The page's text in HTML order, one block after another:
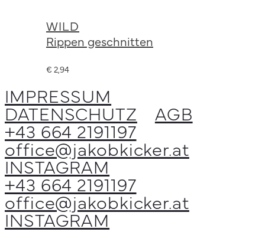
der
gewählt
werden
weist
mehrere
Die
Optionen
können
auf
der
Produktseite
gewählt
werden
WILD
Rippen geschnitten
€ 2,94
IMPRESSUM
DATENSCHUTZ AGB
+43 664 2191197
office@jakobkicker.at
INSTAGRAM
+43 664 2191197
office@jakobkicker.at
INSTAGRAM